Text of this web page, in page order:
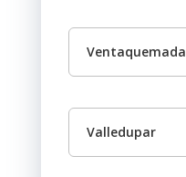
Ventaquemada
Valledupar